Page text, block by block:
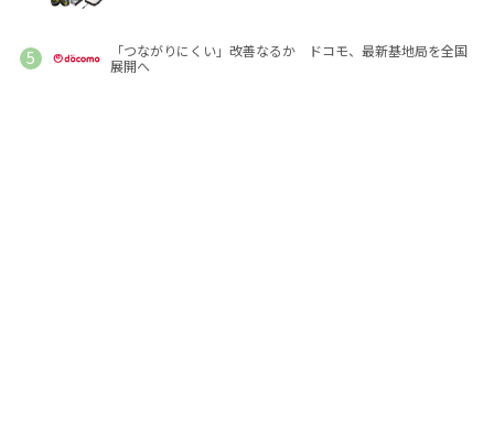
「つながりにくい」改善なるか ドコモ、最新基地局を全国
展開へ